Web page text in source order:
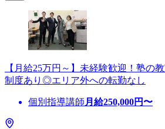
【月給25万円～】未経験歓迎！塾の
制度あり◎エリア外への転勤なし
個別指導講師 月給250,000円〜